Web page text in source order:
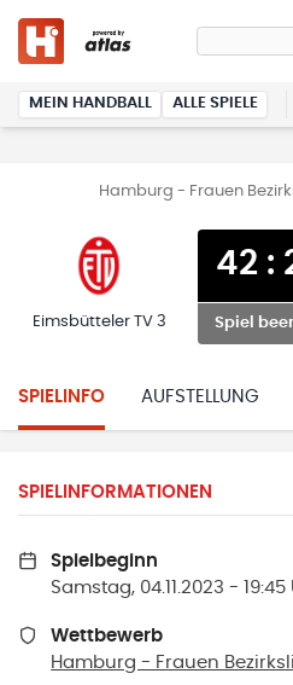
MEIN HANDBALL ALLE SPIELE
Hamburg - Frauen
Eimsbütteler TV 3
42 :
Spiel
SPIELINFO AUFSTELLUNG
SPIELINFORMATIONEN
Spielbeginn
Samstag, 04.11.2023 - 19:45
Wettbewerb
Hamburg - Frauen